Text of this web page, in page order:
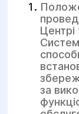
Центрі
за